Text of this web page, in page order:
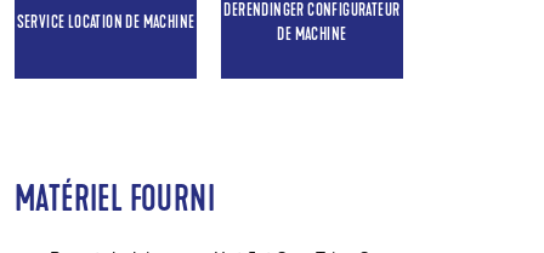
SERVICE LOCATION DE MACHINE
DERENDINGER CONFIGURATEUR
DE MACHINE
MATÉRIEL FOURNI